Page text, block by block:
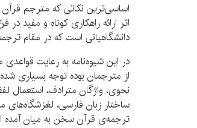
اساسی‌ترین نکاتی که مترجم قرآن
اثر ارائه راهکاری کوتاه و مفید
دانشگاهیانی است که در مقام
در این شیوه‌نامه به رعایت
از مترجمان بوده توجه بسیاری
نحوی، واژگان مترادف، استعمال
ساختار زبان فارسی،
ترجمه‌ی قرآن سخن به میان